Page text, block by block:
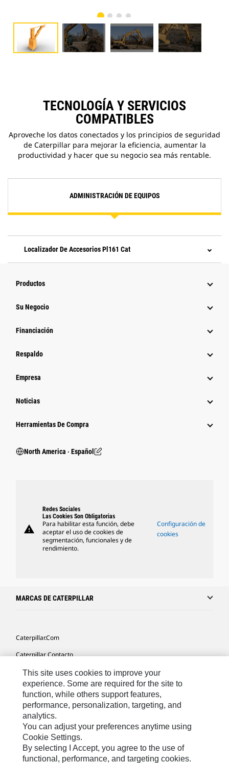
TECNOLOGÍA Y SERVICIOS
COMPATIBLES
Aproveche los datos conectados y los principios de seguridad
de Caterpillar para mejorar la eficiencia, aumentar la
productividad y hacer que su negocio sea más rentable.
ADMINISTRACIÓN DE EQUIPOS
Localizador De Accesorios Pl161 Cat
Productos
Su Negocio
Financiación
Respaldo
Empresa
Noticias
Herramientas De Compra
North America ‧ Español
warning
Redes Sociales
Las Cookies Son Obligatorias
Para habilitar esta función, debe
aceptar el uso de cookies de
segmentación, funcionales y de
rendimiento.
Configuración de
cookies
MARCAS DE CATERPILLAR
Caterpillar.com
Caterpillar Contacto
Mis Preferencias De Marketing
Site Map
Cookie Settings
Legal
Privacy
This site uses cookies to improve your
experience. Some are required for the site to
function, while others support features,
performance, personalization, targeting, and
analytics.
You can adjust your preferences anytime using
Cookie Settings.
By selecting I Accept, you agree to the use of
functional, performance, and targeting cookies.